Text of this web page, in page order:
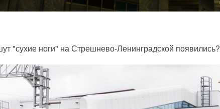
"сухие ноги" на Стрешнево-Ленинградской появились?